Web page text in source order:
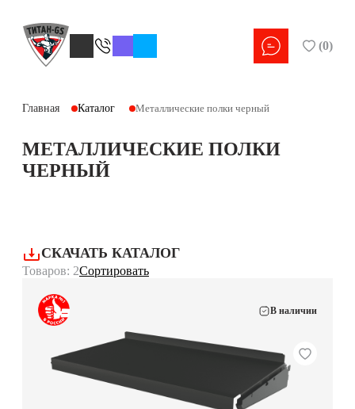
(0)
Главная Каталог Металлические полки черный
МЕТАЛЛИЧЕСКИЕ ПОЛКИ
ЧЕРНЫЙ
Товаров: 2Сортировать
СКАЧАТЬ КАТАЛОГ
В наличии